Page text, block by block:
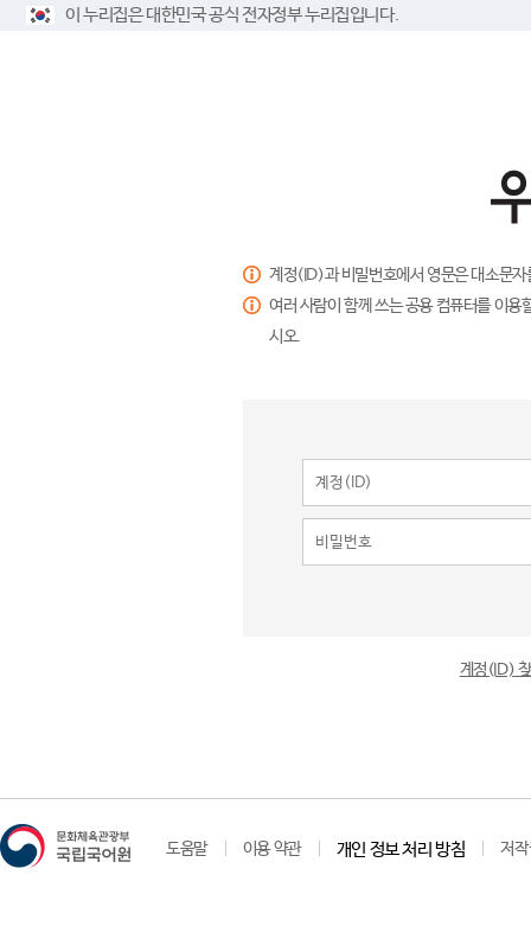
이 누리집은 대한민국 공식 전자정부 누리집입니다.
계정(ID)과 비밀번호에서 영문은 대소문
여러 사람이 함께 쓰는 공용 컴퓨터를 이
시오.
계정(ID)
도움말 이용 약관 개인 정보 처리 방침 저